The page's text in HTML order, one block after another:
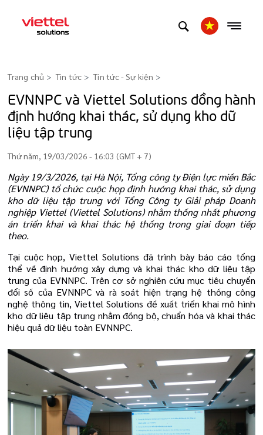
Trang chủ Tin tức Tin tức - Sự kiện >
EVNNPC và Viettel Solutions đồng hành
định hướng khai thác, sử dụng kho dữ
liệu tập trung
Thứ năm, 19/03/2026 - 16:03 (GMT + 7)
Ngày 19/3/2026, tại Hà Nội, Tổng công ty Điện lực miền Bắc
(EVNNPC) tổ chức cuộc họp định hướng khai thác, sử dụng
kho dữ liệu tập trung với Tổng Công ty Giải pháp Doanh
nghiệp Viettel (Viettel Solutions) nhằm thống nhất phương
án triển khai và khai thác hệ thống trong giai đoạn tiếp
theo.
Tại cuộc họp, Viettel Solutions đã trình bày báo cáo tổng
thể về định hướng xây dựng và khai thác kho dữ liệu tập
trung của EVNNPC. Trên cơ sở nghiên cứu mục tiêu chuyển
đổi số của EVNNPC và rà soát hiện trạng hệ thống công
nghệ thông tin, Viettel Solutions đề xuất triển khai mô hình
kho dữ liệu tập trung nhằm đồng bộ, chuẩn hóa và khai thác
hiệu quả dữ liệu toàn EVNNPC.